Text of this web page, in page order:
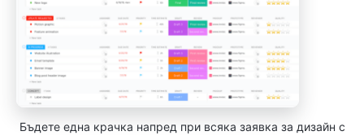
Бъдете една крачка напред при всяка заявка за дизайн с